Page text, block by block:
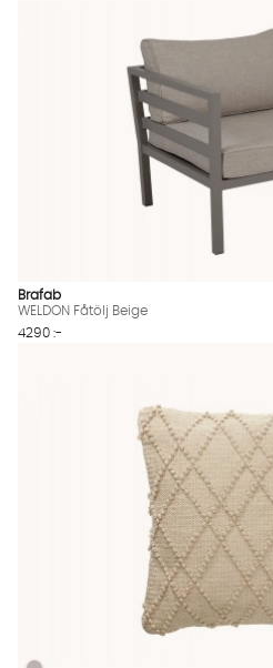
Brafab
WELDON Fåtölj Beige
4290 :-